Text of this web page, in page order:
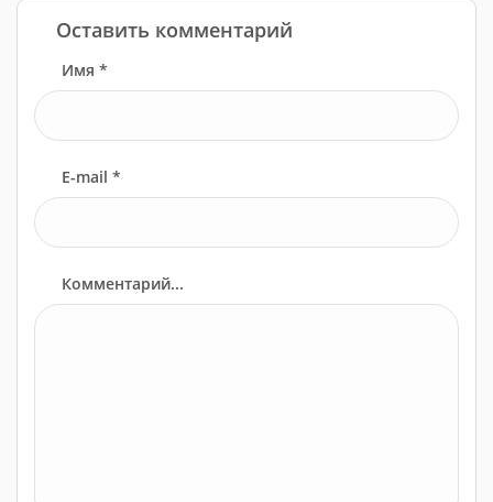
Оставить комментарий
Имя *
E-mail *
Комментарий...